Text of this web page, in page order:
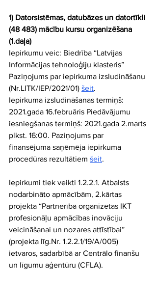
1) Datorsistēmas, datubāzes un datortīkli
(48 483) mācību kursu organizēšana
(1.daļa)
Iepirkumu veic: Biedrība “Latvijas
Informācijas tehnoloģiju klasteris”
Paziņojums par iepirkuma izsludināšanu
(Nr.LITK/IEP/2021/01) šeit.
Iepirkuma izsludināšanas termiņš:
2021.gada 16.februāris Piedāvājumu
iesniegšanas termiņš: 2021.gada 2.marts
plkst. 16:00. Paziņojums par
finansējuma saņēmēja iepirkuma
procedūras rezultātiem šeit.
Iepirkumi tiek veikti 1.2.2.1. Atbalsts
nodarbināto apmācībām, 2.kārtas
projekta “Partnerībā organizētas IKT
profesionāļu apmācības inovāciju
veicināšanai un nozares attīstībai”
(projekta līg.Nr. 1.2.2.1/19/A/005)
ietvaros, sadarbībā ar Centrālo finanšu
un līgumu aģentūru (CFLA).